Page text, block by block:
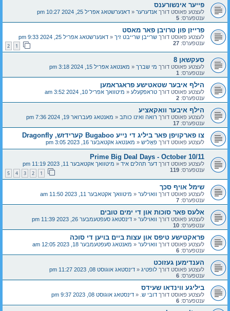
פייער אינשורענס
לעצטע פאוסט דורך אנדערער « דאנערשטאג אפריל 25, 2024 10:27 pm
ענטפערס: 5
פרייזן פון טרויבן פאר מאסט
לעצטע פאוסט דורך שרייבן שרייבט זיך « דאנערשטאג אפריל 25, 2024 9:33 pm
ענטפערס: 27
1
2
סעקשאן 8
לעצטע פאוסט דורך מי שברך « מאנטאג אפריל 15, 2024 3:18 pm
ענטפערס: 1
הילף איבער שטאטישע פראגראמען
לעצטע פאוסט דורך טראפקעלע « מיטוואך אפריל 10, 2024 3:52 am
ענטפערס: 2
הילף איבער וואקאציע
לעצטע פאוסט דורך רואה ואינו כותב « מאנטאג פעברואר 19, 2024 7:36 pm
ענטפערס: 17
צו פארקויפן פאר ביליג די נייע Bugaboo קערידזש, Dragonfly
לעצטע פאוסט דורך פאָליש « מאנטאג אקטאבער 16, 2023 3:05 pm
Prime Big Deal Days - October 10/11
לעצטע פאוסט דורך דער תהלים איד « מיטוואך אקטאבער 11, 2023 11:19 pm
ענטפערס: 119
1
2
3
4
5
שימל אויף סכך
לעצטע פאוסט דורך וואוילער « מיטוואך אקטאבער 11, 2023 11:50 am
ענטפערס: 7
אלעס פאר סוכות און די ימים טובים
לעצטע פאוסט דורך וואוילער « דינסטאג סעפטעמבער 26, 2023 11:39 pm
ענטפערס: 10
פראקטישע טיפס און עצות ביים בויען די סוכה
לעצטע פאוסט דורך וואוילער « מאנטאג סעפטעמבער 18, 2023 12:05 am
ענטפערס: 6
הענדימען געזוכט
לעצטע פאוסט דורך לופטיג « דינסטאג אוגוסט 08, 2023 11:27 pm
ענטפערס: 6
ביליגע ווינדאו שעידס
לעצטע פאוסט דורך דובי ש. « דינסטאג אוגוסט 08, 2023 9:37 pm
ענטפערס: 6